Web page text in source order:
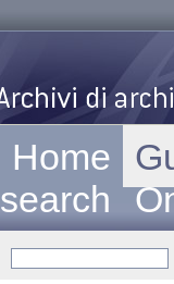
Home
search